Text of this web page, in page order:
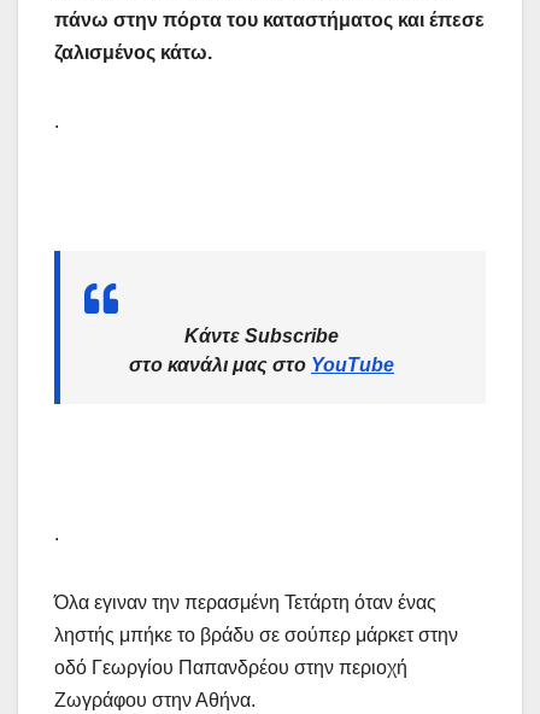
πάνω στην πόρτα του καταστήματος και έπεσε
ζαλισμένος κάτω.
.
Κάντε Subscribe
στο κανάλι μας στο YouTube
.
Όλα εγιναν την περασμένη Τετάρτη όταν ένας
ληστής μπήκε το βράδυ σε σούπερ μάρκετ στην
οδό Γεωργίου Παπανδρέου στην περιοχή
Ζωγράφου στην Αθήνα.